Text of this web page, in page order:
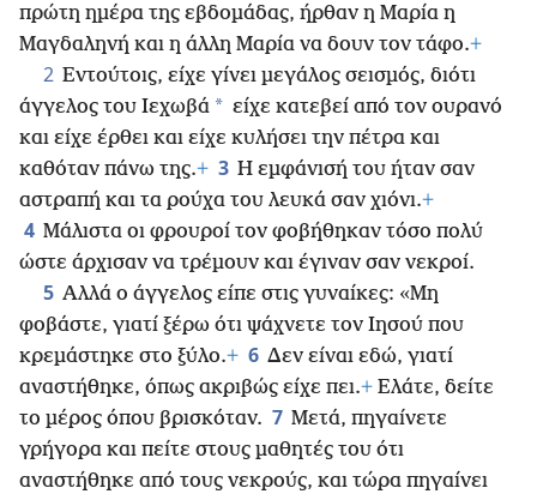
πρώτη ημέρα της εβδομάδας, ήρθαν η Μαρία η
Μαγδαληνή και η άλλη Μαρία να δουν τον τάφο.+
2 Εντούτοις, είχε γίνει μεγάλος σεισμός, διότι
άγγελος του Ιεχωβά * είχε κατεβεί από τον ουρανό
και είχε έρθει και είχε κυλήσει την πέτρα και
καθόταν πάνω της.+ 3 Η εμφάνισή του ήταν σαν
αστραπή και τα ρούχα του λευκά σαν χιόνι.+
4 Μάλιστα οι φρουροί τον φοβήθηκαν τόσο πολύ
ώστε άρχισαν να τρέμουν και έγιναν σαν νεκροί.
5 Αλλά ο άγγελος είπε στις γυναίκες: «Μη
φοβάστε, γιατί ξέρω ότι ψάχνετε τον Ιησού που
κρεμάστηκε στο ξύλο.+ 6 Δεν είναι εδώ, γιατί
αναστήθηκε, όπως ακριβώς είχε πει.+ Ελάτε, δείτε
το μέρος όπου βρισκόταν. 7 Μετά, πηγαίνετε
γρήγορα και πείτε στους μαθητές του ότι
αναστήθηκε από τους νεκρούς, και τώρα πηγαίνει